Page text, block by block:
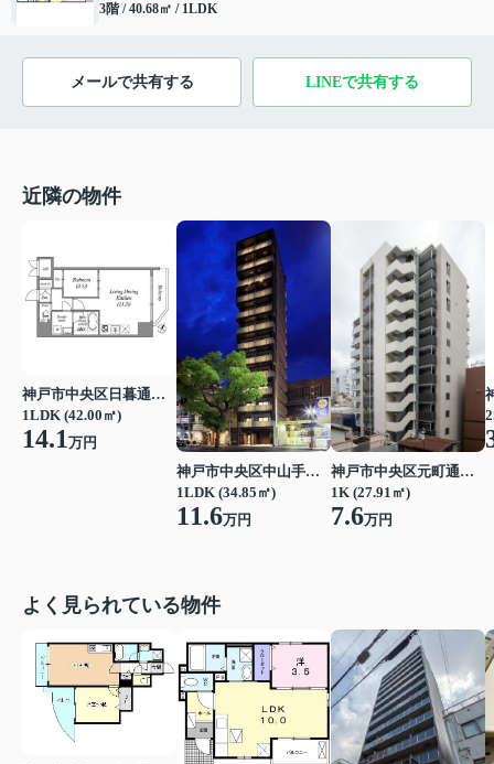
3階 / 40.68㎡ / 1LDK
メールで共有する LINEで共有する
近隣の物件
神戸市中央区日暮通１丁目
1LDK (42.00㎡)
14.1万円
神戸市中央区中山手通２丁目
1LDK (34.85㎡)
11.6万円
神戸市中央区元町通４丁目
1K (27.91㎡)
7.6万円
よく見られている物件